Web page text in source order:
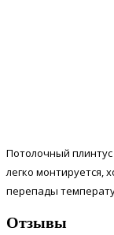
Потолочный плинтус
легко монтируется,
перепады
Отзывы